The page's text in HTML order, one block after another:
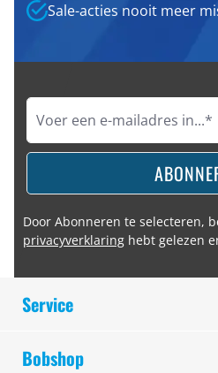
Sale-acties nooit meer
Door Abonneren te selecteren,
privacyverklaring hebt gelezen
Service
Bobshop